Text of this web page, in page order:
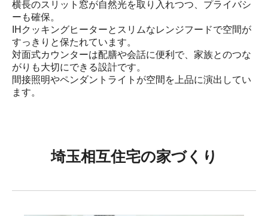
横長のスリット窓が自然光を取り入れつつ、プライバシ
ーも確保。
IHクッキングヒーターとスリムなレンジフードで空間が
すっきりと保たれています。
対面式カウンターは配膳や会話に便利で、家族とのつな
がりも大切にできる設計です。
間接照明やペンダントライトが空間を上品に演出してい
ます。
埼玉相互住宅の家づくり